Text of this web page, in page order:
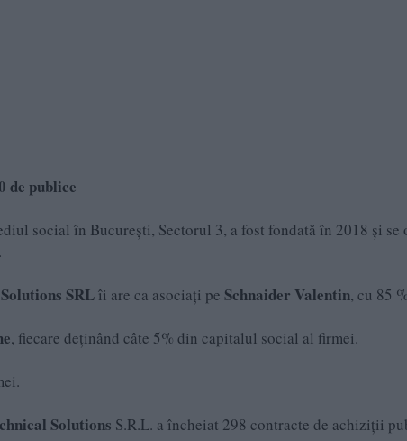
de publice
social în Bucureşti, Sectorul 3, a fost fondată în 2018 și se
SRLîi are ca asociați pe Schnaider Valentin, cu 85
, fiecare deținând câte 5% din capitalul social al firmei.
Solutions S.R.L. a încheiat 298 contracte de achiziții